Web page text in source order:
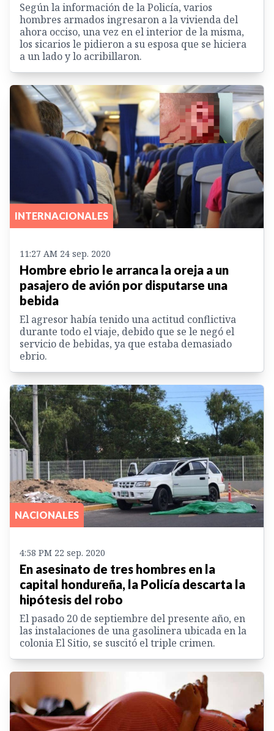
Según la información de la Policía, varios
hombres armados ingresaron a la vivienda del
ahora occiso, una vez en el interior de la misma,
los sicarios le pidieron a su esposa que se hiciera
a un lado y lo acribillaron.
INTERNACIONALES
11:27 AM 24 sep. 2020
Hombre ebrio le arranca la oreja a un
pasajero de avión por disputarse una
bebida
El agresor había tenido una actitud conflictiva
durante todo el viaje, debido que se le negó el
servicio de bebidas, ya que estaba demasiado
ebrio.
NACIONALES
4:58 PM 22 sep. 2020
En asesinato de tres hombres en la
capital hondureña, la Policía descarta la
hipótesis del robo
El pasado 20 de septiembre del presente año, en
las instalaciones de una gasolinera ubicada en la
colonia El Sitio, se suscitó el triple crimen.